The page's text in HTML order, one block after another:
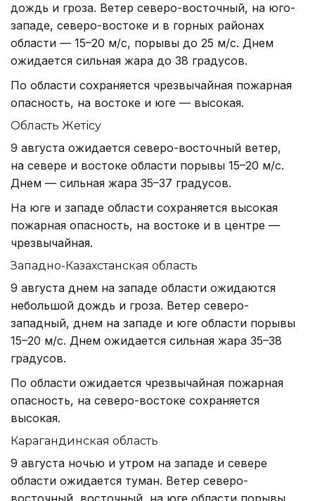
дождь и гроза. Ветер северо-восточный, на юго-
западе, северо-востоке и в горных районах
области — 15–20 м/с, порывы до 25 м/с. Днем
ожидается сильная жара до 38 градусов.
По области сохраняется чрезвычайная пожарная
опасность, на востоке и юге — высокая.
Область Жетісу
9 августа ожидается северо-восточный ветер,
на севере и востоке области порывы 15–20 м/с.
Днем — сильная жара 35–37 градусов.
На юге и западе области сохраняется высокая
пожарная опасность, на востоке и в центре —
чрезвычайная.
Западно-Казахстанская область
9 августа днем на западе области ожидаются
небольшой дождь и гроза. Ветер северо-
западный, днем на западе и юге области порывы
15–20 м/с. Днем ожидается сильная жара 35–38
градусов.
По области ожидается чрезвычайная пожарная
опасность, на северо-востоке сохраняется
высокая.
Карагандинская область
9 августа ночью и утром на западе и севере
области ожидается туман. Ветер северо-
восточный, восточный, на юге области порывы